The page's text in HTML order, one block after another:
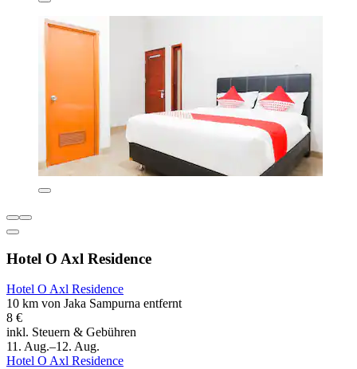
Hotel O Axl Residence
Hotel O Axl Residence
10 km von Jaka Sampurna entfernt
8 €
inkl. Steuern & Gebühren
11. Aug.–12. Aug.
Hotel O Axl Residence